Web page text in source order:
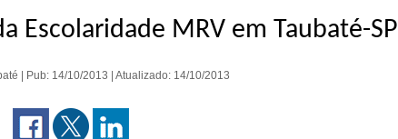
Escolaridade MRV em Taubaté-SP
| Pub: 14/10/2013 | Atualizado: 14/10/2013